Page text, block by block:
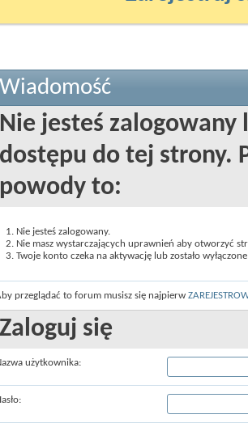
Wiadomość
Nie jesteś zalogowany
dostępu do tej strony.
powody to:
Nie jesteś zalogowany.
Nie masz wystarczających uprawnień aby otworzyć
Twoje konto czeka na aktywację lub zostało
przeglądać to forum musisz się najpierw
Zaloguj się
użytkownika: